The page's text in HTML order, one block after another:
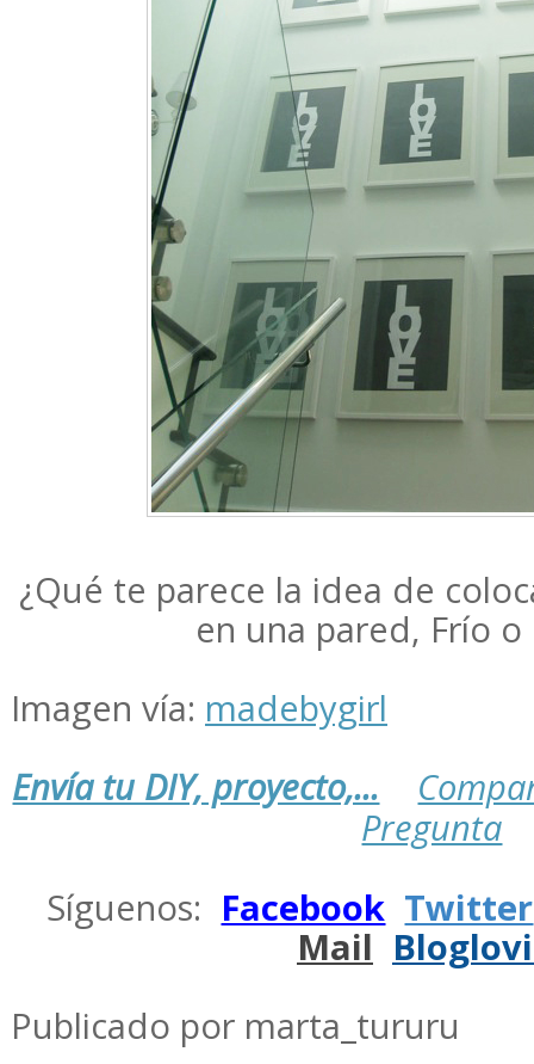
¿Qué te parece la idea de
en una pared, Frío o
Imagen vía: madebygirl
Envía tu DIY, proyecto,...
Pregunta
Síguenos: Facebook Twitter
Mail
Publicado por marta_tururu